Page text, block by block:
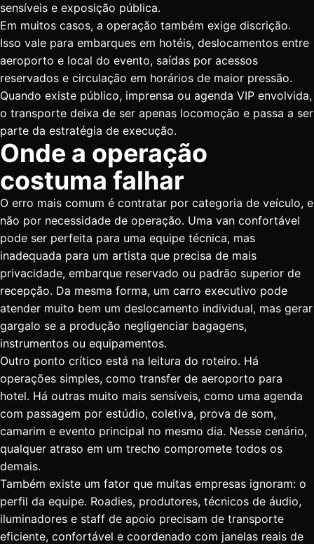
sensíveis e exposição pública.
Em muitos casos, a operação também exige discrição.
Isso vale para embarques em hotéis, deslocamentos entre
aeroporto e local do evento, saídas por acessos
reservados e circulação em horários de maior pressão.
Quando existe público, imprensa ou agenda VIP envolvida,
o transporte deixa de ser apenas locomoção e passa a ser
parte da estratégia de execução.
Onde a operação
costuma falhar
O erro mais comum é contratar por categoria de veículo, e
não por necessidade de operação. Uma van confortável
pode ser perfeita para uma equipe técnica, mas
inadequada para um artista que precisa de mais
privacidade, embarque reservado ou padrão superior de
recepção. Da mesma forma, um carro executivo pode
atender muito bem um deslocamento individual, mas gerar
gargalo se a produção negligenciar bagagens,
instrumentos ou equipamentos.
Outro ponto crítico está na leitura do roteiro. Há
operações simples, como transfer de aeroporto para
hotel. Há outras muito mais sensíveis, como uma agenda
com passagem por estúdio, coletiva, prova de som,
camarim e evento principal no mesmo dia. Nesse cenário,
qualquer atraso em um trecho compromete todos os
demais.
Também existe um fator que muitas empresas ignoram: o
perfil da equipe. Roadies, produtores, técnicos de áudio,
iluminadores e staff de apoio precisam de transporte
eficiente, confortável e coordenado com janelas reais de